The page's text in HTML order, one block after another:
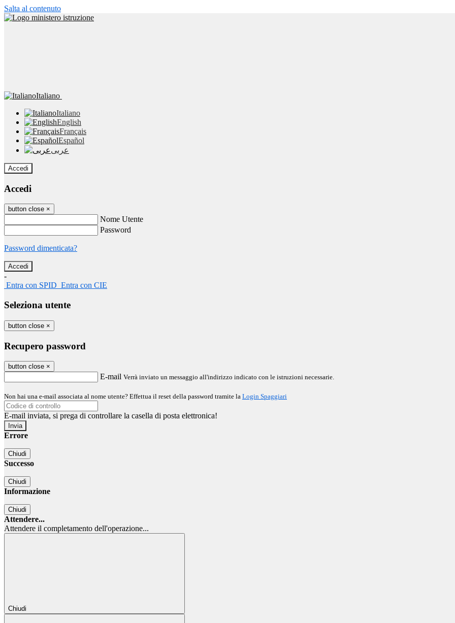
Salta al contenuto
Italiano
Italiano
English
Français
Español
عربى
Accedi
Accedi
button close ×
Nome Utente
Password
Password dimenticata?
-
Entra con SPID Entra con CIE
Seleziona utente
button close ×
Recupero password
button close ×
E-mail Verrà inviato un messaggio all'indirizzo indicato con le istruzioni necessarie.
Non hai una e-mail associata al nome utente? Effettua il reset della password tramite la Login Spaggiari
E-mail inviata, si prega di controllare la casella di posta elettronica!
Errore
Chiudi
Successo
Chiudi
Informazione
Chiudi
Attendere...
Attendere il completamento dell'operazione...
Chiudi